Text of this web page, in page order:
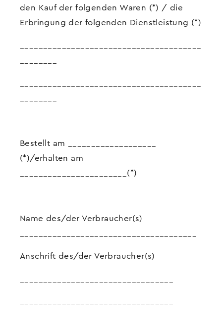
den Kauf der folgenden Waren (*) / die
Erbringung der folgenden Dienstleistung (*)
Bestellt am ___________________
(*)/erhalten am
_______________________(*)
Name des/der Verbraucher(s)
Anschrift des/der Verbraucher(s)